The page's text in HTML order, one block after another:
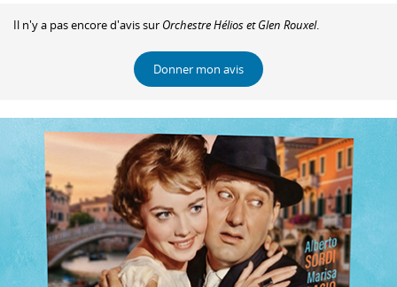
Il n'y a pas encore d'avis sur Orchestre Hélios et Glen Rouxel.
Donner mon avis